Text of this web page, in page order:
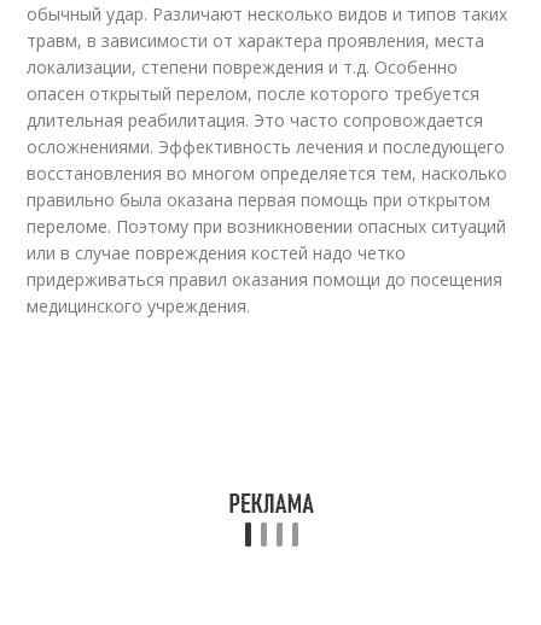
обычный удар. Различают несколько видов и типов таких
травм, в зависимости от характера проявления, места
локализации, степени повреждения и т.д. Особенно
опасен открытый перелом, после которого требуется
длительная реабилитация. Это часто сопровождается
осложнениями. Эффективность лечения и последующего
восстановления во многом определяется тем, насколько
правильно была оказана первая помощь при открытом
переломе. Поэтому при возникновении опасных ситуаций
или в случае повреждения костей надо четко
придерживаться правил оказания помощи до посещения
медицинского учреждения.